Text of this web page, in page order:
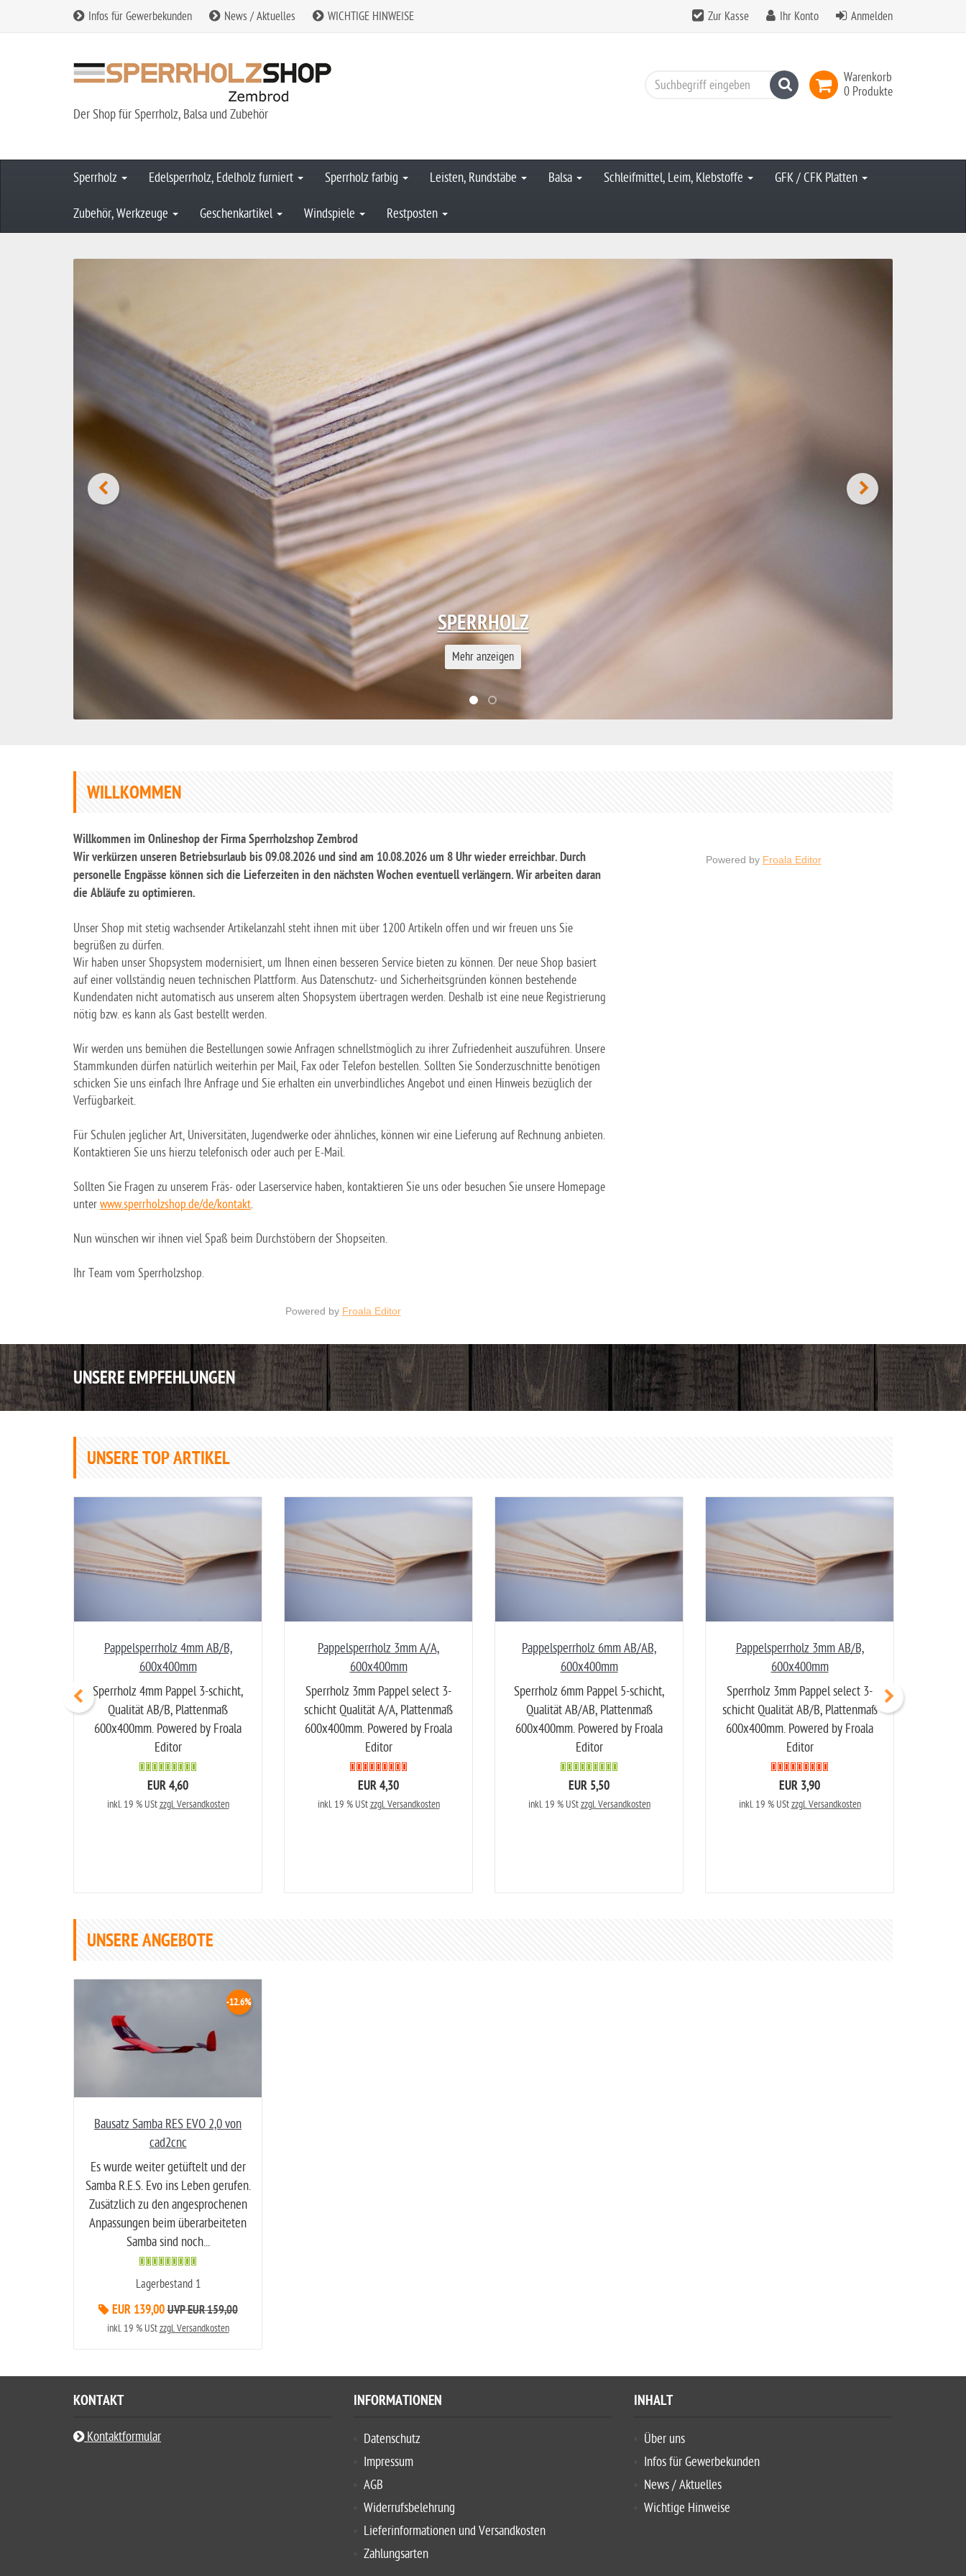
Infos für Gewerbekunden News / Aktuelles WICHTIGE HINWEISE Zur Kasse Ihr Konto Anmelden
Der Shop für Sperrholz, Balsa und Zubehör
Warenkorb
0 Produkte
Suchen
Sperrholz Edelsperrholz, Edelholz furniert Sperrholz farbig Leisten, Rundstäbe Balsa Schleifmittel, Leim, Klebstoffe GFK / CFK Platten
Zubehör, Werkzeuge Geschenkartikel Windspiele Restposten
SPERRHOLZ
Mehr anzeigen
WILLKOMMEN
Willkommen im Onlineshop der Firma Sperrholzshop Zembrod
Wir verkürzen unseren Betriebsurlaub bis 09.08.2026 und sind am 10.08.2026 um 8 Uhr wieder erreichbar. Durch
personelle Engpässe können sich die Lieferzeiten in den nächsten Wochen eventuell verlängern. Wir arbeiten daran
die Abläufe zu optimieren.
Unser Shop mit stetig wachsender Artikelanzahl steht ihnen mit über 1200 Artikeln offen und wir freuen uns Sie
begrüßen zu dürfen.
Wir haben unser Shopsystem modernisiert, um Ihnen einen besseren Service bieten zu können. Der neue Shop basiert
auf einer vollständig neuen technischen Plattform. Aus Datenschutz- und Sicherheitsgründen können bestehende
Kundendaten nicht automatisch aus unserem alten Shopsystem übertragen werden. Deshalb ist eine neue Registrierung
nötig bzw. es kann als Gast bestellt werden.
Wir werden uns bemühen die Bestellungen sowie Anfragen schnellstmöglich zu ihrer Zufriedenheit auszuführen. Unsere
Stammkunden dürfen natürlich weiterhin per Mail, Fax oder Telefon bestellen. Sollten Sie Sonderzuschnitte benötigen
schicken Sie uns einfach Ihre Anfrage und Sie erhalten ein unverbindliches Angebot und einen Hinweis bezüglich der
Verfügbarkeit.
Für Schulen jeglicher Art, Universitäten, Jugendwerke oder ähnliches, können wir eine Lieferung auf Rechnung anbieten.
Kontaktieren Sie uns hierzu telefonisch oder auch per E-Mail.
Sollten Sie Fragen zu unserem Fräs- oder Laserservice haben, kontaktieren Sie uns oder besuchen Sie unsere Homepage
unter www.sperrholzshop.de/de/kontakt
Nun wünschen wir ihnen viel Spaß beim Durchstöbern der Shopseiten.
Ihr Team vom Sperrholzshop.
Powered by Froala Editor
Powered by Froala Editor
UNSERE EMPFEHLUNGEN
UNSERE TOP ARTIKEL
Pappelsperrholz 4mm AB/B,
600x400mm
Sperrholz 4mm Pappel 3-schicht,
Qualität AB/B, Plattenmaß
600x400mm. Powered by Froala
Editor
EUR 4,60
inkl. 19 % UStzzgl. Versandkosten
Pappelsperrholz 3mm A/A,
600x400mm
Sperrholz 3mm Pappel select 3-
schicht Qualität A/A, Plattenmaß
600x400mm. Powered by Froala
Editor
EUR 4,30
inkl. 19 % UStzzgl. Versandkosten
Pappelsperrholz 6mm AB/AB,
600x400mm
Sperrholz 6mm Pappel 5-schicht,
Qualität AB/AB, Plattenmaß
600x400mm. Powered by Froala
Editor
EUR 5,50
inkl. 19 % UStzzgl. Versandkosten
Pappelsperrholz 3mm AB/B,
600x400mm
Sperrholz 3mm Pappel select 3-
schicht Qualität AB/B, Plattenmaß
600x400mm. Powered by Froala
Editor
EUR 3,90
inkl. 19 % UStzzgl. Versandkosten
UNSERE ANGEBOTE
Bausatz Samba RES EVO 2,0 von
cad2cnc
Es wurde weiter getüftelt und der
Samba R.E.S. Evo ins Leben gerufen.
Zusätzlich zu den angesprochenen
Anpassungen beim überarbeiteten
Samba sind noch...
Lagerbestand 1
EUR 139,00
-12.6%
UVP EUR 159,00
inkl. 19 % UStzzgl. Versandkosten
KONTAKT
Kontaktformular
INFORMATIONEN
Datenschutz
Impressum
AGB
Widerrufsbelehrung
Lieferinformationen und Versandkosten
Zahlungsarten
INHALT
Über uns
Infos für Gewerbekunden
News / Aktuelles
Wichtige Hinweise